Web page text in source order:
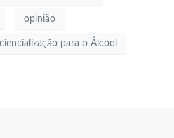
opinião
para o Álcool